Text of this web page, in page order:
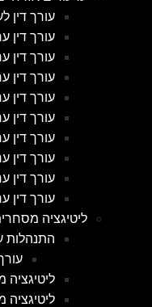
עורך דין
עורך דין
עורך דין
עורך דין
עורך דין
עורך דין
עורך דין
עורך דין
עורך דין
עורך דין
ליטיגציה
התנהלות
ליטיגציה